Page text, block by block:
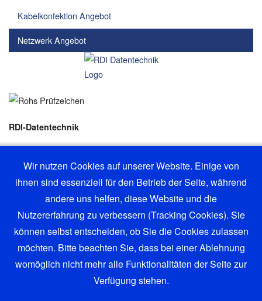
Kabelkonfektion Angebot
Netzwerk Angebot
RDI-Datentechnik
©® 2026 RDI - Datentechnik | Alle Rechte vorbehalten | RDI ®
Wir nutzen Cookies auf unserer Website. Einige von
ihnen sind essenziell für den Betrieb der Seite, während
andere uns helfen, diese Website und die
Nutzererfahrung zu verbessern (Tracking Cookies). Sie
können selbst entscheiden, ob Sie die Cookies zulassen
möchten. Bitte beachten Sie, dass bei einer Ablehnung
womöglich nicht mehr alle Funktionalitäten der Seite zur
Verfügung stehen.